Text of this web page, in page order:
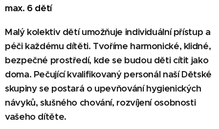
max. 6 dětí
Malý kolektiv dětí umožňuje individuální přístup a
péči každému dítěti. Tvoříme harmonické, klidné,
bezpečné prostředí, kde se budou děti cítit jako
doma. Pečující kvalifikovaný personál naší Dětské
skupiny se postará o upevňování hygienických
návyků, slušného chování, rozvíjení osobnosti
vašeho dítěte.